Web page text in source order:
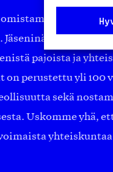
omistama
on koko
pajoista ja
perustettu yli 100
sekä
Uskomme yhä,